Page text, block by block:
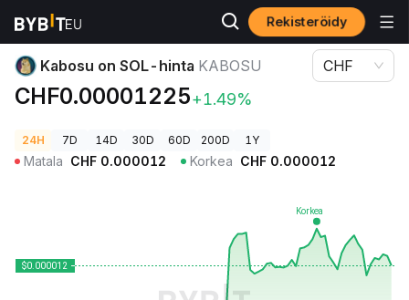
Rekisteröidy
Kryptohinnat Kabosu on SOL-hinta KABOSU
Kabosu on SOL-hinta KABOSU
CHF0.00001225+1.49%
CHF
24H 7D 14D 30D 60D 200D 1Y
Matala CHF 0.000012 Korkea CHF 0.000012